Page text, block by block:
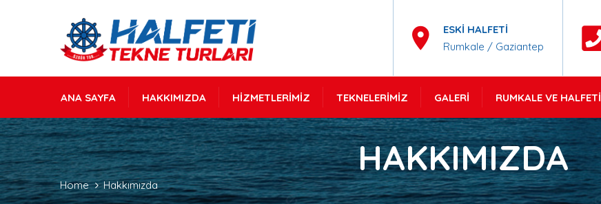
ESKI HALFETI
Rumkale / Gaziantep
ANA SAYFA HAKKIMIZDA HIZMETLERIMIZ TEKNELERIMIZ GALERI RUMKALE VE HALFETI
HAKKIMIZDA
Home Hakkımızda